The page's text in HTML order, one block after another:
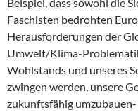
Faschisten bedrohten
Herausforderungen der
Umwelt/Klima-
Wohlstands und unseres
zwingen werden, unsere
zukunftsfähig